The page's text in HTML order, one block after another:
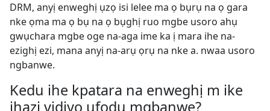
DRM, anyị enweghị ụzọ isi lelee ma ọ bụrụ na ọ gara
nke ọma ma ọ bụ na ọ bụghị ruo mgbe usoro ahụ
gwụchara mgbe oge na-aga ime ka ị mara ihe na-
ezighị ezi, mana anyị na-arụ ọrụ na nke a. nwaa usoro
ngbanwe.
Kedu ihe kpatara na enweghị m ike
ịhazi vidiyo ụfọdụ mgbanwe?